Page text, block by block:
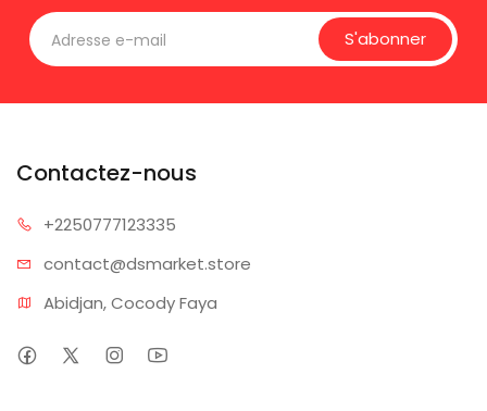
S'abonner
Contactez-nous
+2250777123335
contact@dsmarket.store
Abidjan, Cocody Faya